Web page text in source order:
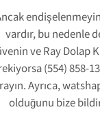
vardır, bu nedenle
ve Ray Dolap
(554) 858-
Ayrıca,
olduğunu bize